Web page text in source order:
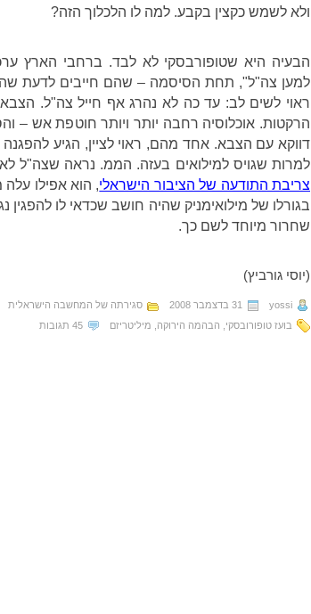
ולא לשמש כקצין בקבע. למה לו הלכלוך הזה?
הבעיה היא שטופורבסקי לא לבד. ברחבי הארץ
למען צה"ל", תחת הסיסמה – שהם חייבים לדעת
ראוי לשים לב: עד כה לא נהרג אף חייל צה"ל.
הרקטות. אוכלוסיה רחבה יותר ויותר חוטפת אש –
דווקא עם הצבא. אחד מהם, ראוי לציין, הגיע להפגנה
למרות שגויס למילואים בעזה. הממ. נראה שצה"ל
צריבת התודעה של הציבור הישראלי, הוא אפילו עלה
בגורלו של מילואימניק שהיה חושב שכדאי לו להפגין
שחרור מיוחד לשם כך.
(יוסי גורביץ)
yossi 31 בדצמבר 2008
סגירתה של המחשבה הישראלית
בועז טופורובסקי
הבהמה הירוקה מיליטריזם 45 תגובות